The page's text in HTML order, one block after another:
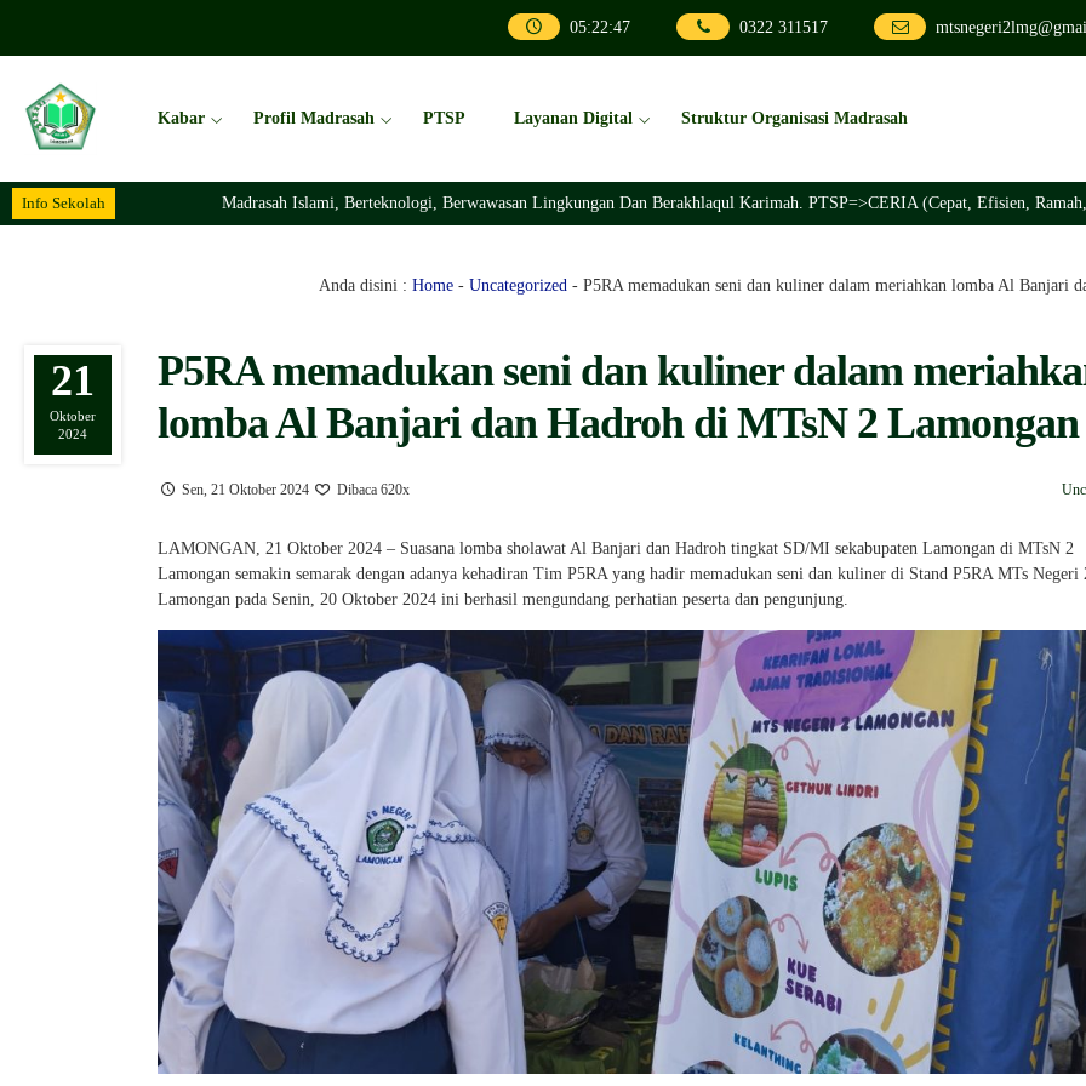
05:22:49 0322 311517
Kabar Profil Madrasah PTSP Layanan Digital Struktur Organisasi Madrasah
Info Sekolah Madrasah Islami, Berteknologi, Berwawasan Lingkungan Dan Berakhlaqul Karimah. PTSP=>CERIA (Cepat, Efisien, Ramah, Inovatif,
Anda disini : Home - Uncategorized - P5RA memadukan seni dan kuliner dalam meriahkan lomba Al Banjari
21
Oktober
2024
P5RA memadukan seni dan kuliner dalam
lomba Al Banjari dan Hadroh di MTsN 2 Lamongan
Sen, 21 Oktober 2024 Dibaca 620x
LAMONGAN, 21 Oktober 2024 – Suasana lomba sholawat Al Banjari dan Hadroh tingkat SD/MI sekabupaten Lamongan di MTsN 2
Lamongan semakin semarak dengan adanya kehadiran Tim P5RA yang hadir memadukan seni dan kuliner di Stand P5RA MTs Negeri
Lamongan pada Senin, 20 Oktober 2024 ini berhasil mengundang perhatian peserta dan pengunjung.